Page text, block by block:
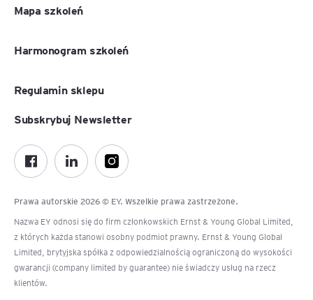
Mapa szkoleń
Harmonogram szkoleń
Regulamin sklepu
Prawa autorskie 2026 © EY. Wszelkie prawa zastrzeżone.
Nazwa EY odnosi się do firm członkowskich Ernst & Young Global Limited,
z których każda stanowi osobny podmiot prawny. Ernst & Young Global
Limited, brytyjska spółka z odpowiedzialnością ograniczoną do wysokości
gwarancji (company limited by guarantee) nie świadczy usług na rzecz
klientów.
Subskrybuj Newsletter